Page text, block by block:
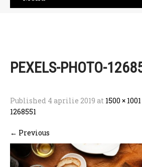
PEXELS-PHOTO-
Published 4 aprilie 2019 at 1500 × 1001
1268551
← Previous